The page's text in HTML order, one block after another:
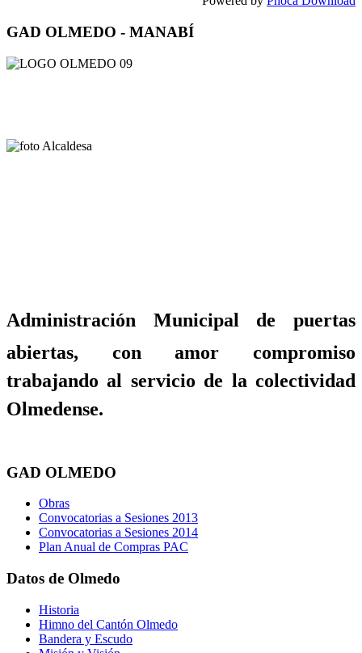
GAD OLMEDO - MANABÍ
Administración Municipal de puertas
abiertas, con amor compromiso
trabajando al servicio de la colectividad
Olmedense.
GAD OLMEDO
Obras
Convocatorias a Sesiones 2013
Convocatorias a Sesiones 2014
Plan Anual de Compras PAC
Datos de Olmedo
Historia
Himno del Cantón Olmedo
Bandera y Escudo